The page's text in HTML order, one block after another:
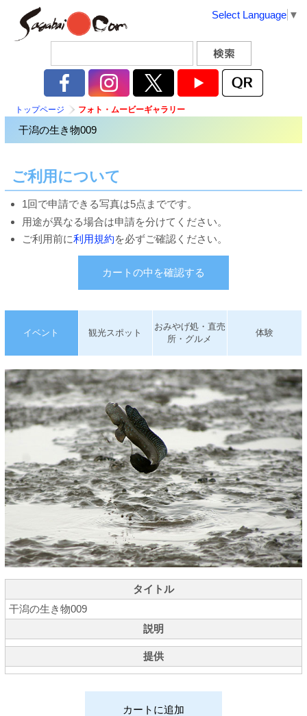
Select Language ▼
トップページ フォト・ムービーギャラリー
干潟の生き物009
ご利用について
1回で申請できる写真は5点までです。
用途が異なる場合は申請を分けてください。
ご利用前に利用規約を必ずご確認ください。
カートの中を確認する
イベント 観光スポット
おみやげ処・直売
所・グルメ
体験
タイトル
干潟の生き物009
説明
提供